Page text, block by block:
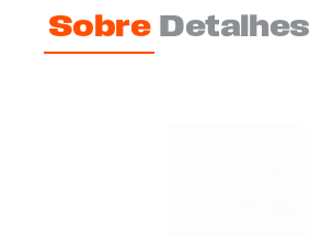
Sobre Detalhes